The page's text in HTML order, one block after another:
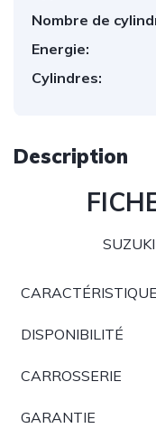
Nombre de
Energie:
Cylindres:
Description
DISPONIBILITÉ
CARROSSERIE
GARANTIE